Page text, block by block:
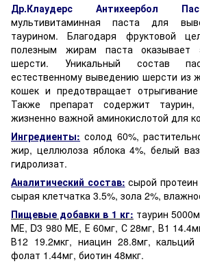
Др.Клаудерс Антихеербол
мультивитаминная паста для
таурином. Благодаря фруктовой
полезным жирам паста оказывает
шерсти. Уникальный состав
естественному выведению шерсти из
кошек и предотвращает
Также препарат содержит таурин,
жизненно важной аминокислотой для
Ингредиенты: солод 60%,
жир, целлюлоза яблока 4%, белый
гидролизат.
Аналитический состав: сырой
сырая клетчатка 3.5%, зола 2%,
Пищевые добавки в 1 кг: таурин
МЕ, D3 980 МЕ, Е 60мг, С 28мг, В1
В12 19.2мкг, ниацин 28.8мг, кальций
фолат 1.44мг, биотин 48мкг.